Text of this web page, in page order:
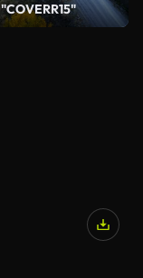
"COVERR15"